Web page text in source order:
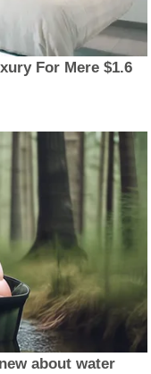
For Mere $1.6
about water